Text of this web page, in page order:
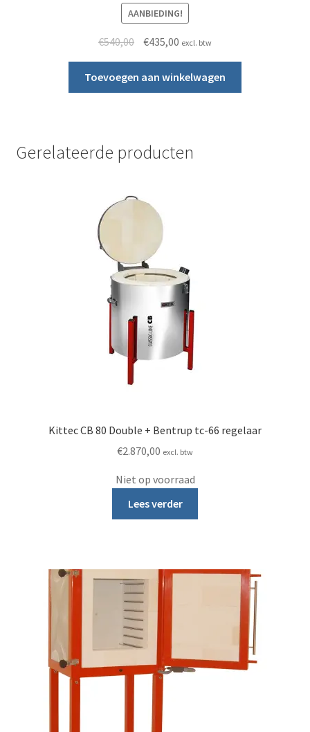
AANBIEDING!
€540,00 Oorspronkelijke prijs was: €540,00.
€435,00Huidige prijs is: €435,00.
excl. btw
Toevoegen aan winkelwagen
Gerelateerde producten
Kittec CB 80 Double + Bentrup tc-66 regelaar
€2.870,00 excl. btw
Niet op voorraad
Lees verder